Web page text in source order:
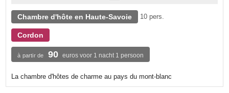
Chambre d'hôte en Haute-Savoie 10 pers.
Cordon
à partir de 90 euros voor 1 nacht 1 persoon
La chambre d'hôtes de charme au pays du mont-blanc